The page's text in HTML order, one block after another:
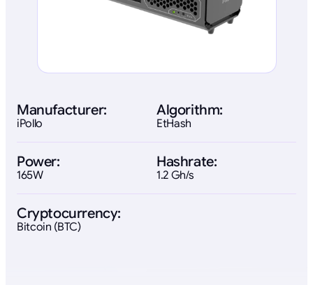
Manufacturer:
iPollo
Algorithm:
EtHash
Power:
165W
Hashrate:
1.2 Gh/s
Cryptocurrency:
Bitcoin (BTC)